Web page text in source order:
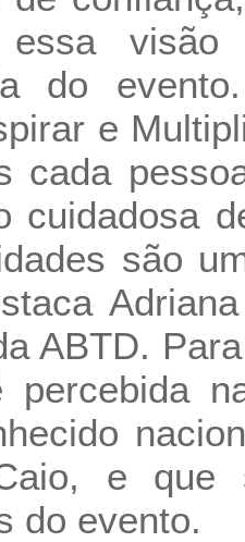
do
e
cada
cuidadosa
são
ABTD.
percebida
e que
do evento.